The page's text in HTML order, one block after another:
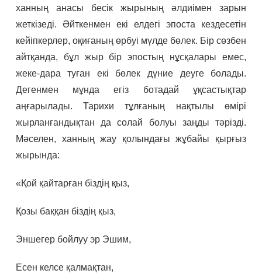
ханның анасы бесік жырының әлдиімен зарын
жеткізеді. Әйткенмен екі елдегі эпоста кездесетін
кейіпкерлер, оқиғаның өрбуі мүлде бөлек. Бір сөзбен
айтқанда, бұл жыр бір эпостың нұсқалары емес,
жеке-дара туған екі бөлек дүние деуге болады.
Дегенмен мұнда егіз ботадай ұқсастықтар
аңғарылады. Тарихи тұлғаның нақтылы өмірі
жырланғандықтан да солай болуы заңды тәрізді.
Мәселен, ханның жау қолындағы жұбайы қырғыз
жырында:
«Қой қайтарған біздің қыз,
Қозы баққан біздің қыз,
Эншегер бойлуу эр Эшим,
Есен келсе қалмақтан,